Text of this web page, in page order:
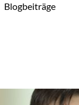
Blogbeiträge